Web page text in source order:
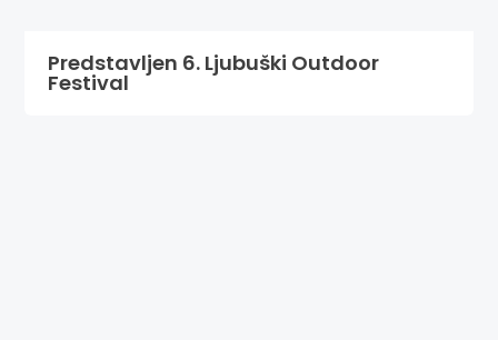
Predstavljen 6. Ljubuški Outdoor
Festival